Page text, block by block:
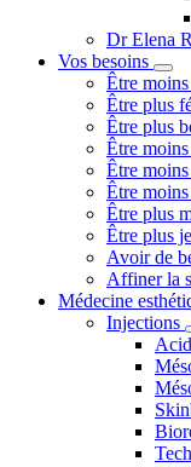
Dr Elena
Vos besoins
Être
Être plus
Être plus
Être
Être
Être moins
Être plus
Être plus
Avoir de
Affiner la
Médecine
Injections